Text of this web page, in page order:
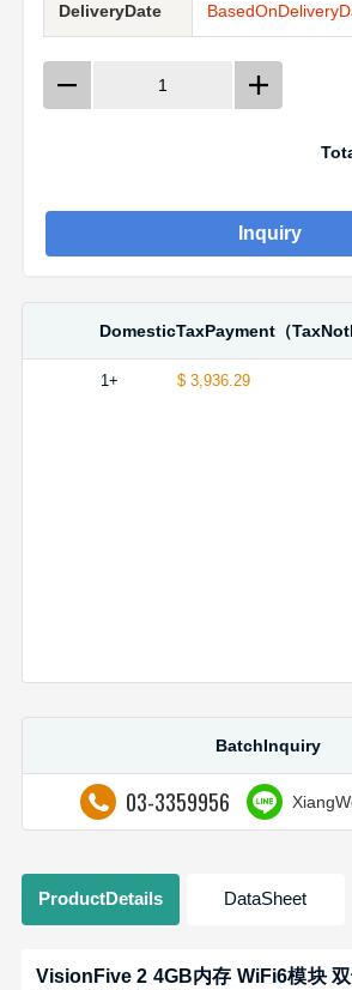
DeliveryDate
Inquiry
DomesticTaxPayment（
1+ $ 3,936.29
BatchInquiry
03-3359956
ProductDetails DataSheet
VisionFive 2 4GB内存 WiFi6模块